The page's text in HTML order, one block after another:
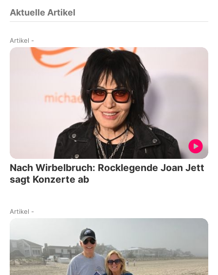
Aktuelle Artikel
Artikel -
Nach Wirbelbruch: Rocklegende Joan Jett
sagt Konzerte ab
Artikel -